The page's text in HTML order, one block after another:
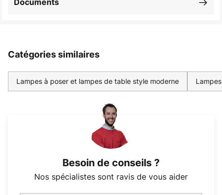
Documents
Catégories similaires
Lampes à poser et lampes de table style moderne
Besoin de conseils ?
Nos spécialistes sont ravis de vous aider